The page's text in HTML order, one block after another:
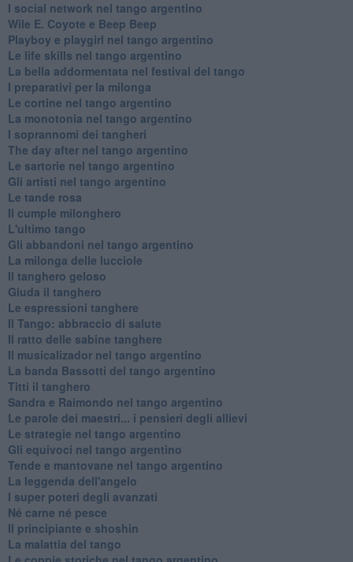
​I social network nel tango argentino
Wile E. Coyote e Beep Beep
Playboy e playgirl nel tango argentino
Le life skills nel tango argentino
La bella addormentata nel festival del tango
I preparativi per la milonga
Le cortine nel tango argentino
La monotonia nel tango argentino
I soprannomi dei tangheri
The day after nel tango argentino
Le sartorie nel tango argentino
Gli artisti nel tango argentino
Le tande rosa
Il cumple milonghero
L'ultimo tango
Gli abbandoni nel tango argentino
La milonga delle lucciole
Il tanghero geloso
Giuda il tanghero
Le espressioni tanghere
Il Tango: abbraccio di salute
Il ratto delle sabine tanghere
Il musicalizador nel tango argentino
La banda Bassotti del tango argentino
Titti il tanghero
Sandra e Raimondo nel tango argentino
Le parole dei maestri... i pensieri degli allievi
Le strategie nel tango argentino
Gli equivoci nel tango argentino
Tende e mantovane nel tango argentino
La leggenda dell'angelo
I super poteri degli avanzati
​Né carne né pesce
Il principiante e shoshin
La malattia del tango